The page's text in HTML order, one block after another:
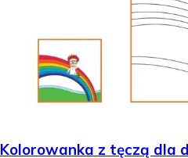
Kolorowanka z tęczą dla